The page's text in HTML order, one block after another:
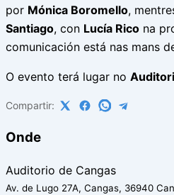
por Mónica Boromello,
Santiago, con Lucía Rico na
comunicación está nas mans
O evento terá lugar no
Compartir:
Onde
Auditorio de Cangas
Av. de Lugo 27A, Cangas, 36940